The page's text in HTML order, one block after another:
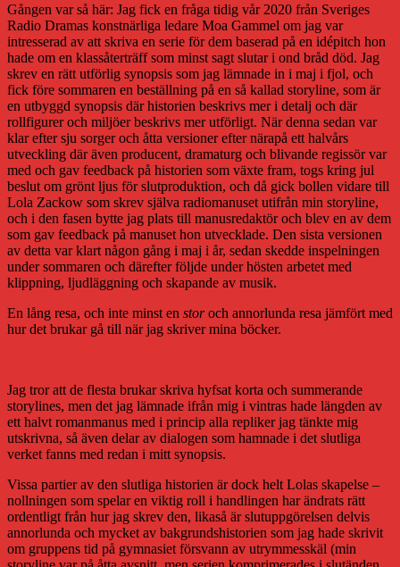
Gången var så här: Jag fick en fråga tidig vår 2020 från Sveriges
Radio Dramas konstnärliga ledare Moa Gammel om jag var
intresserad av att skriva en serie för dem baserad på en idépitch hon
hade om en klassåterträff som minst sagt slutar i ond bråd död. Jag
skrev en rätt utförlig synopsis som jag lämnade in i maj i fjol, och
fick före sommaren en beställning på en så kallad storyline, som är
en utbyggd synopsis där historien beskrivs mer i detalj och där
rollfigurer och miljöer beskrivs mer utförligt. När denna sedan var
klar efter sju sorger och åtta versioner efter närapå ett halvårs
utveckling där även producent, dramaturg och blivande regissör var
med och gav feedback på historien som växte fram, togs kring jul
beslut om grönt ljus för slutproduktion, och då gick bollen vidare till
Lola Zackow som skrev själva radiomanuset utifrån min storyline,
och i den fasen bytte jag plats till manusredaktör och blev en av dem
som gav feedback på manuset hon utvecklade. Den sista versionen
av detta var klart någon gång i maj i år, sedan skedde inspelningen
under sommaren och därefter följde under hösten arbetet med
klippning, ljudläggning och skapande av musik.
En lång resa, och inte minst en storoch annorlunda resa jämfört med
hur det brukar gå till när jag skriver mina böcker.
Jag tror att de flesta brukar skriva hyfsat korta och summerande
storylines, men det jag lämnade ifrån mig i vintras hade längden av
ett halvt romanmanus med i princip alla repliker jag tänkte mig
utskrivna, så även delar av dialogen som hamnade i det slutliga
verket fanns med redan i mitt synopsis.
Vissa partier av den slutliga historien är dock helt Lolas skapelse –
nollningen som spelar en viktig roll i handlingen har ändrats rätt
ordentligt från hur jag skrev den, likaså är slutuppgörelsen delvis
annorlunda och mycket av bakgrundshistorien som jag hade skrivit
om gruppens tid på gymnasiet försvann av utrymmesskäl (min